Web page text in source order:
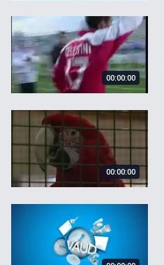
Les Nouvelles VD du 13.12.10
00:00:00
Les Nouvelles VD du 04.11.10
00:00:00